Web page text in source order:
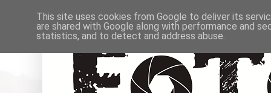
This site uses cookies from Google to deliver its
are shared with Google along with performance and
statistics, and to detect and address abuse.